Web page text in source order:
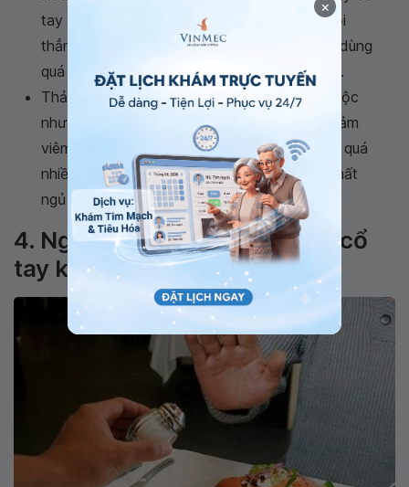
tay và xoa bóp bằng chuyển động tròn. Duỗi
thẳng tay và cánh tay, tuy nhiên không nên dùng
quá sức để tránh làm tổn thương ống cổ tay.
Thảo mộc: Bà bầu cũng có thể dùng thảo mộc
như
để thư giãn tinh thần và giảm
viêm. Tuy nhiên mẹ bầu không nên lạm dùng quá
nhiều bởi thảo mộc có thể khiến tình trạng mất
ngủ càng thêm trầm trọng.
4. Ngăn ngừa hội chứng ống cổ
tay khi mang thai
×